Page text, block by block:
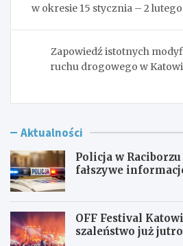
w okresie 15 stycznia – 2 lutego
Zapowiedź istotnych
ruchu drogowego w
Aktualności
Policja w
fałszywe
OFF Festival
szaleństwo już